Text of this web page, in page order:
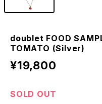
doublet FOOD
TOMATO (Silver)
¥19,800
SOLD OUT